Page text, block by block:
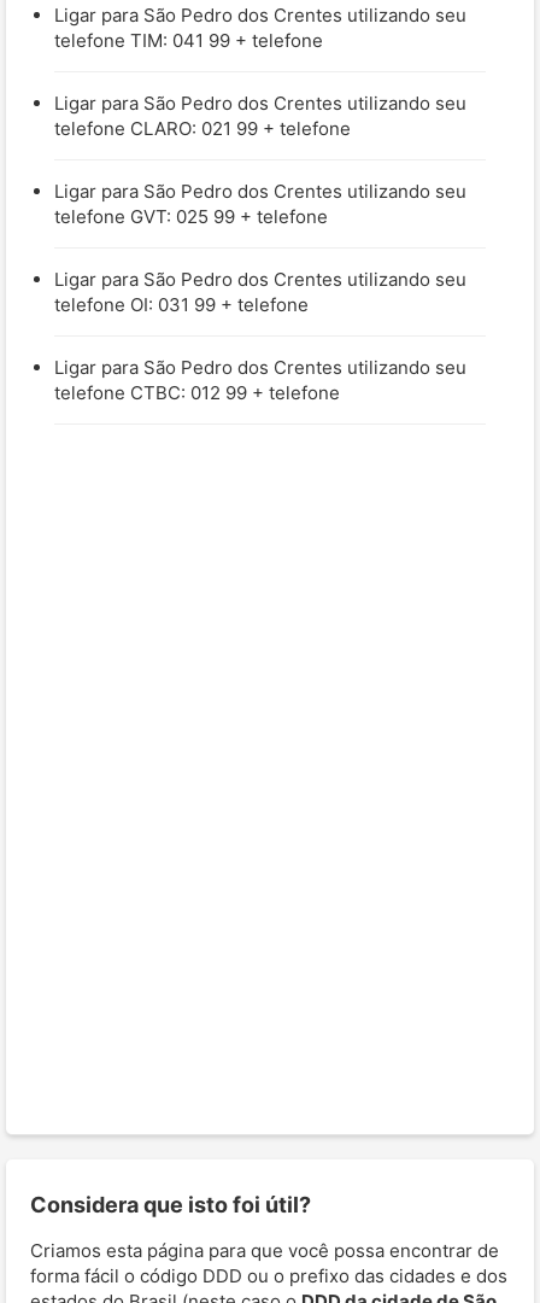
Ligar para São Pedro dos Crentes utilizando seu
telefone TIM: 041 99 + telefone
Ligar para São Pedro dos Crentes utilizando seu
telefone CLARO: 021 99 + telefone
Ligar para São Pedro dos Crentes utilizando seu
telefone GVT: 025 99 + telefone
Ligar para São Pedro dos Crentes utilizando seu
telefone OI: 031 99 + telefone
Ligar para São Pedro dos Crentes utilizando seu
telefone CTBC: 012 99 + telefone
Considera que isto foi útil?
Criamos esta página para que você possa encontrar de
forma fácil o código DDD ou o prefixo das cidades e dos